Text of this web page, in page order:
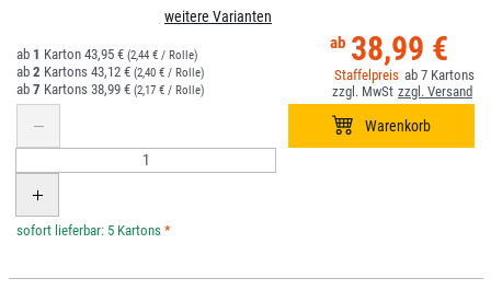
weitere Varianten
38,99 €
7
1 43,95 € (2,44 € / Rolle)
2 43,12 € (2,40 € / Rolle)
7 38,99 € (2,17 € / Rolle)
*